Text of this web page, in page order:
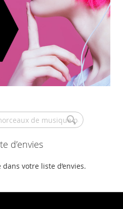
d’envies
votre liste d’envies.